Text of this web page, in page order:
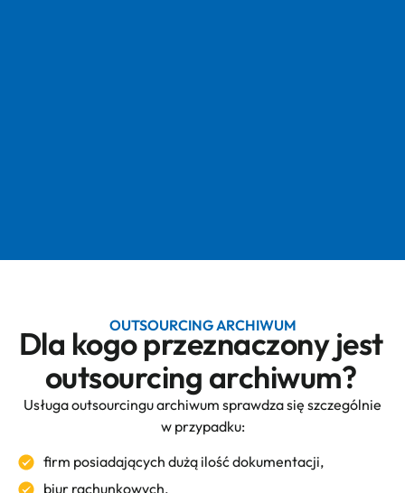
OUTSOURCING ARCHIWUM
Dla kogo przeznaczony jest
outsourcing archiwum?
Usługa outsourcingu archiwum sprawdza się szczególnie
w przypadku:
firm posiadających dużą ilość dokumentacji,
biur rachunkowych,